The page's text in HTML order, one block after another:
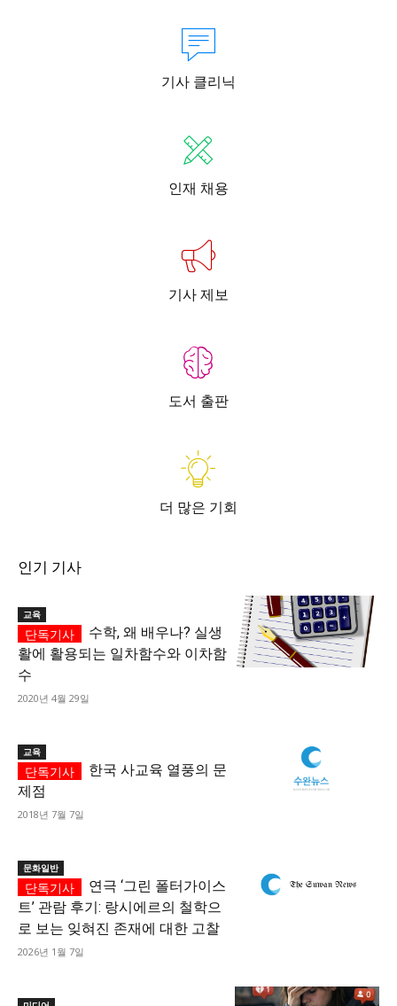
기사 클리닉
인재 채용
기사 제보
도서 출판
더 많은 기회
인기 기사
교육
수학, 왜 배우나? 실생
활에 활용되는 일차함수와 이차함
수
2020년 4월 29일
교육
한국 사교육 열풍의 문
제점
2018년 7월 7일
문화일반
연극 ‘그린 폴터가이스
트’ 관람 후기: 랑시에르의 철학으
로 보는 잊혀진 존재에 대한 고찰
2026년 1월 7일